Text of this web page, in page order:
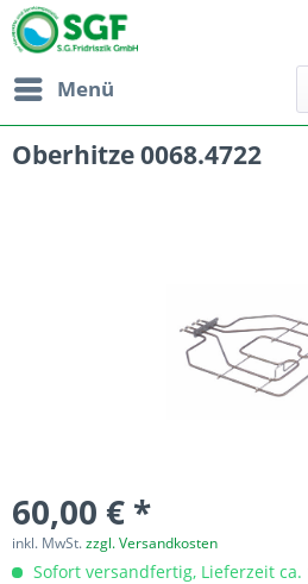
Menü
Oberhitze 0068.4722
60,00 € *
inkl. MwSt.zzgl. Versandkosten
Sofort versandfertig, Lieferzeit ca.